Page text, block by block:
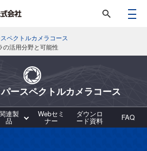
ペクトルカメラコース
の活用分野と可能性
ースペクトルカメラコース
連製
品
Webセミ
ナー
ダウンロ
ード資料 FAQ